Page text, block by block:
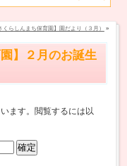
くらしんまち保育園】園だより（３月） »
】２月のお誕生
ます。閲覧するには以